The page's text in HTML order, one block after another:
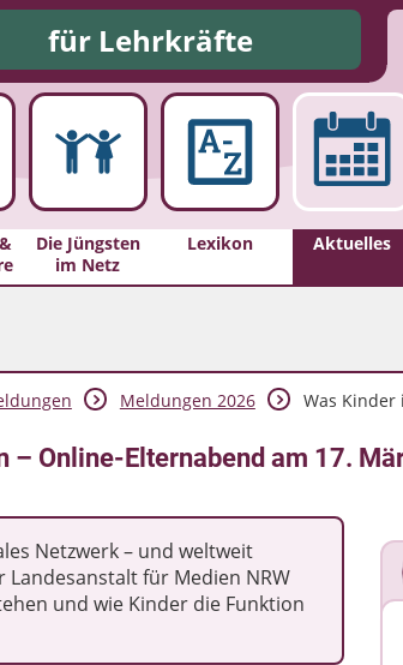
für Lehrkräfte
Die Jüngsten
im Netz
Lexikon Aktuelles
Meldungen 2026 Was Kinder
– Online-Elternabend am 17.
Netzwerk – und weltweit
für Medien NRW
und wie Kinder die Funktion